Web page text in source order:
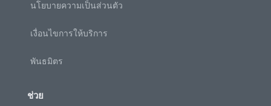
นโยบายความเป็นส่วนตัว
เงื่อนไขการให้บริการ
พันธมิตร
ช่วย